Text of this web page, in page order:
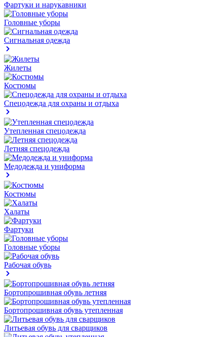
Фартуки и нарукавники
Головные уборы
Сигнальная одежда
Жилеты
Костюмы
Спецодежда для охраны и отдыха
Утепленная спецодежда
Летняя спецодежда
Медодежда и униформа
Костюмы
Халаты
Фартуки
Головные уборы
Рабочая обувь
Бортопрошивная обувь летняя
Бортопрошивная обувь утепленная
Литьевая обувь для сварщиков